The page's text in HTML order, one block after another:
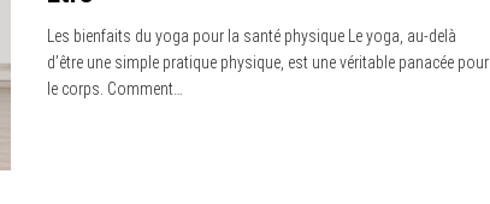
Les bienfaits du yoga pour la santé physique Le yoga, au-delà
d’être une simple pratique physique, est une véritable panacée pour
le corps. Comment…